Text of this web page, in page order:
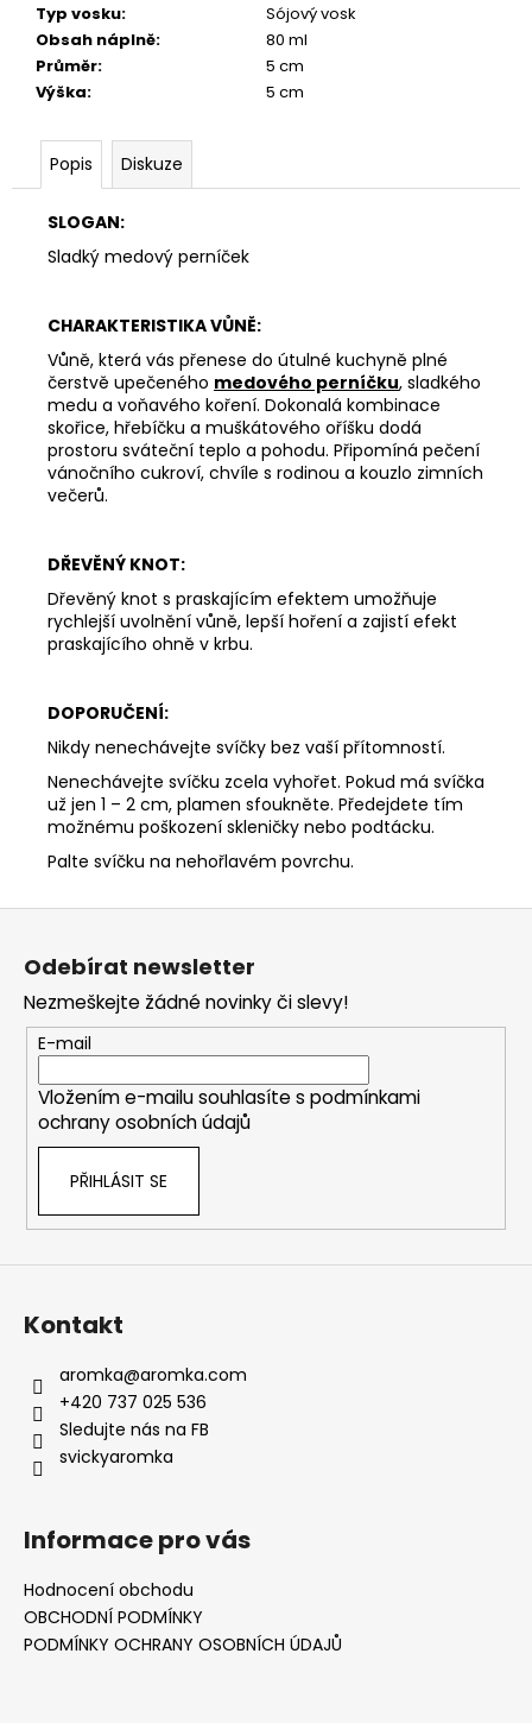
Typ vosku:
Sójový vosk
Obsah náplně:
80 ml
Průměr:
5 cm
Výška: 5 cm
Popis Diskuze
SLOGAN:
Sladký medový perníček
CHARAKTERISTIKA VŮNĚ:
Vůně, která vás přenese do útulné kuchyně plné
čerstvě upečeného medového perníčku, sladkého
medu a voňavého koření. Dokonalá kombinace
skořice, hřebíčku a muškátového oříšku dodá
prostoru sváteční teplo a pohodu. Připomíná pečení
vánočního cukroví, chvíle s rodinou a kouzlo zimních
večerů.
DŘEVĚNÝ KNOT:
Dřevěný knot s praskajícím efektem umožňuje
rychlejší uvolnění vůně, lepší hoření a zajistí efekt
praskajícího ohně v krbu.
DOPORUČENÍ:
Nikdy nenechávejte svíčky bez vaší přítomností.
Nenechávejte svíčku zcela vyhořet. Pokud má svíčka
už jen 1 – 2 cm, plamen sfoukněte. Předejdete tím
možnému poškození skleničky nebo podtácku.
Palte svíčku na nehořlavém povrchu.
MEDUŇKA
257
Kč
Z
Odebírat newsletter
Nezmeškejte žádné novinky či slevy!
E-mail
Vložením e-mailu souhlasíte s podmínkami
ochrany osobních údajů
PŘIHLÁSIT SE
Kontakt
aromka@aromka.com
+420 737 025 536
Sledujte nás na FB
svickyaromka
Informace pro vás
Hodnocení obchodu
OBCHODNÍ PODMÍNKY
PODMÍNKY OCHRANY OSOBNÍCH ÚDAJŮ